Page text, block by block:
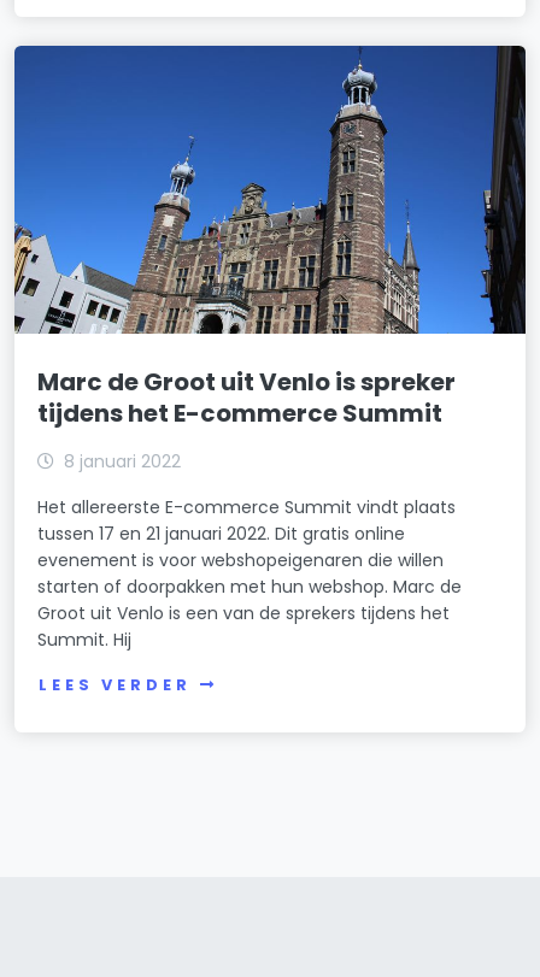
Marc de Groot uit Venlo is spreker
tijdens het E-commerce Summit
8 januari 2022
Het allereerste E-commerce Summit vindt plaats
tussen 17 en 21 januari 2022. Dit gratis online
evenement is voor webshopeigenaren die willen
starten of doorpakken met hun webshop. Marc de
Groot uit Venlo is een van de sprekers tijdens het
Summit. Hij
LEES VERDER